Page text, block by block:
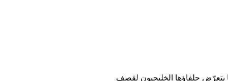
يتعرّض حلفاؤها الخليجيون لقصف